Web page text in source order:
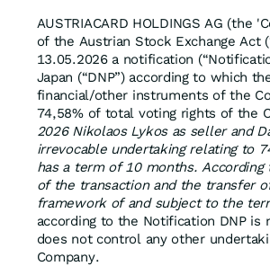
AUSTRIACARD HOLDINGS AG
of the Austrian Stock Exchange Act
13.05.2026 a notification
Japan (“DNP”) according to which
financial/other instruments of the
74,58% of total voting rights of the
2026 Nikolaos Lykos as seller and
irrevocable undertaking relating to
has a term of 10 months.
of the transaction and the transfer
framework of and subject to the
according to the Notification DNP
does not control any other
Company.